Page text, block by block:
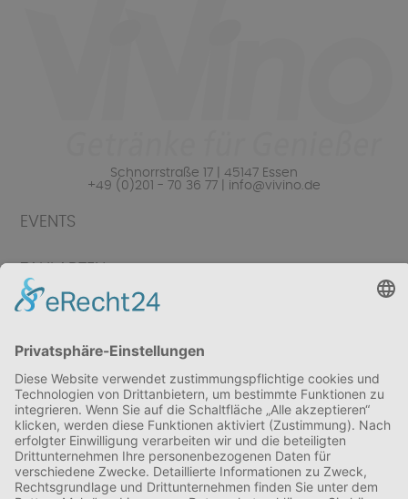
Schnorrstraße 17 | 45147 Essen
+49 (0)201 - 70 36 77 | info@vivino.de
EVENTS